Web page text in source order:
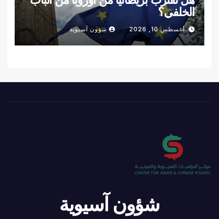
الخلفي؟
أغسطس 10, 2026 شؤون آسيوية
شؤون آسيوية